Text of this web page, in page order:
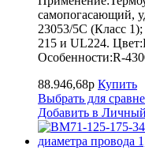
самопогасающий,
23053/5C (Класс
215 и UL224.
Особенности:R-
88.946,68р Купить
Выбрать для
Добавить в